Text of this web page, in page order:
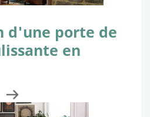
d'une porte de
en